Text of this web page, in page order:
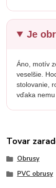
Je
Áno, motív
veselšie.
stolovanie,
vďaka nemu
Tovar
Obrusy
PVC obrusy